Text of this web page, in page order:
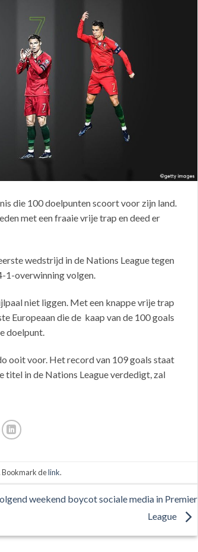
die 100 doelpunten scoort voor zijn land.
met een fraaie vrije trap en deed er
wedstrijd in de Nations League tegen
1-overwinning volgen.
niet liggen. Met een knappe vrije trap
Europeaan die de kaap van de 100 goals
doelpunt.
ooit voor. Het record van 109 goals staat
titel in de Nations League verdedigt, zal
Bookmark delink.
weekend boycot sociale media in Premier
League